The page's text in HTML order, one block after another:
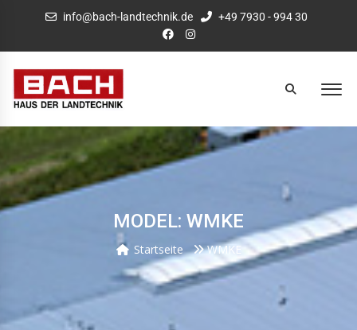
info@bach-landtechnik.de +49 7930 - 994 30
MODEL: WMKE
Startseite WMKE